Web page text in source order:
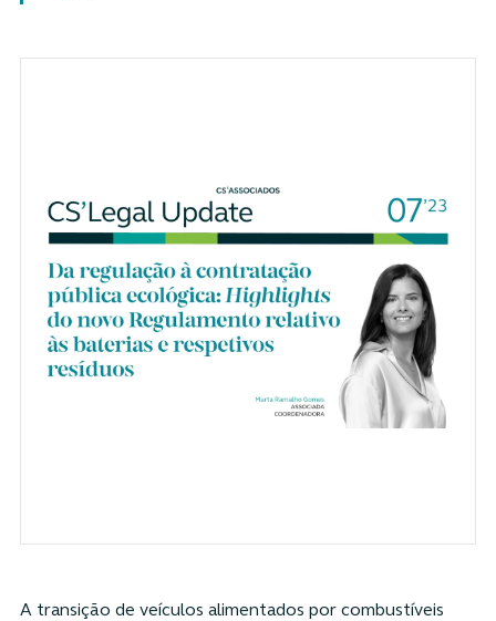
A transição de veículos alimentados por combustíveis